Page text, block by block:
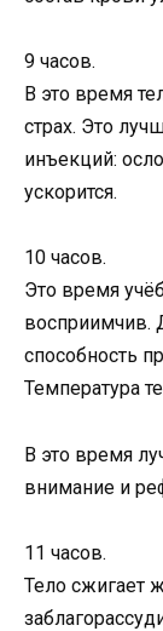
9 часов.
В это время
страх. Это
инъекций:
ускорится.
10 часов.
Это время
восприимчив.
способность
Температура
В это время
внимание и
11 часов.
Тело сжигает